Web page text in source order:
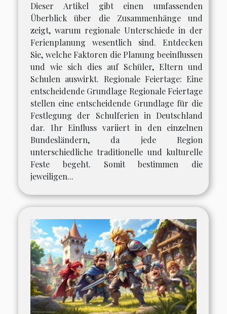
Dieser Artikel gibt einen umfassenden
Überblick über die Zusammenhänge und
zeigt, warum regionale Unterschiede in der
Ferienplanung wesentlich sind. Entdecken
Sie, welche Faktoren die Planung beeinflussen
und wie sich dies auf Schüler, Eltern und
Schulen auswirkt. Regionale Feiertage: Eine
entscheidende Grundlage Regionale Feiertage
stellen eine entscheidende Grundlage für die
Festlegung der Schulferien in Deutschland
dar. Ihr Einfluss variiert in den einzelnen
Bundesländern, da jede Region
unterschiedliche traditionelle und kulturelle
Feste begeht. Somit bestimmen die
jeweiligen...